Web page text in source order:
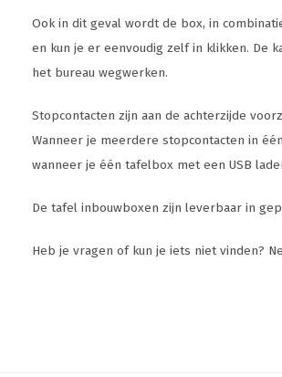
Ook in dit geval wordt de box, in
en kun je er eenvoudig zelf in klikken. De
het bureau wegwerken.
Stopcontacten zijn aan de achterzijde
Wanneer je meerdere stopcontacten in
wanneer je één tafelbox met een USB
De tafel inbouwboxen zijn leverbaar in
Heb je vragen of kun je iets niet vinden?